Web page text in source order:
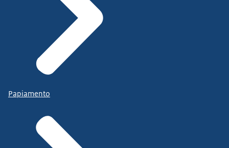
Papiamento